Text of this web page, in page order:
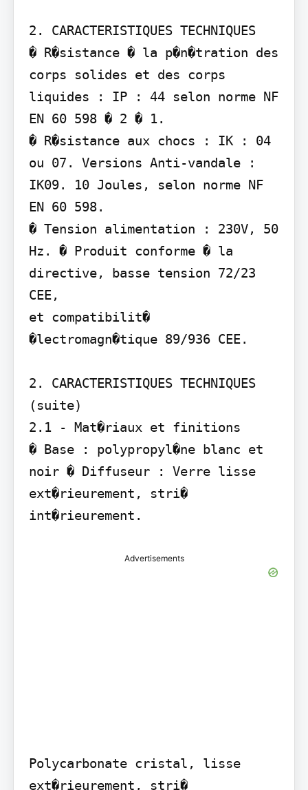
2. CARACTERISTIQUES TECHNIQUES
� R�sistance � la p�n�tration des
corps solides et des corps
liquides : IP : 44 selon norme NF
EN 60 598 � 2 � 1.
� R�sistance aux chocs : IK : 04
ou 07. Versions Anti-vandale :
IK09. 10 Joules, selon norme NF
EN 60 598.
� Tension alimentation : 230V, 50
Hz. � Produit conforme � la
directive, basse tension 72/23
CEE,
et compatibilit�
�lectromagn�tique 89/936 CEE.
2. CARACTERISTIQUES TECHNIQUES
(suite)
2.1 - Mat�riaux et finitions
� Base : polypropyl�ne blanc et
noir � Diffuseur : Verre lisse
ext�rieurement, stri�
int�rieurement.
Advertisements
Polycarbonate cristal, lisse
ext�rieurement, stri�